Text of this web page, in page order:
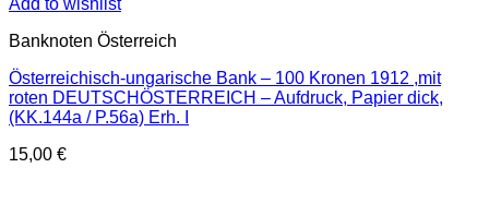
Add to wishlist
Banknoten Österreich
Österreichisch-ungarische Bank – 100 Kronen 1912 ,mit
roten DEUTSCHÖSTERREICH – Aufdruck, Papier dick,
(KK.144a / P.56a) Erh. I
15,00 €